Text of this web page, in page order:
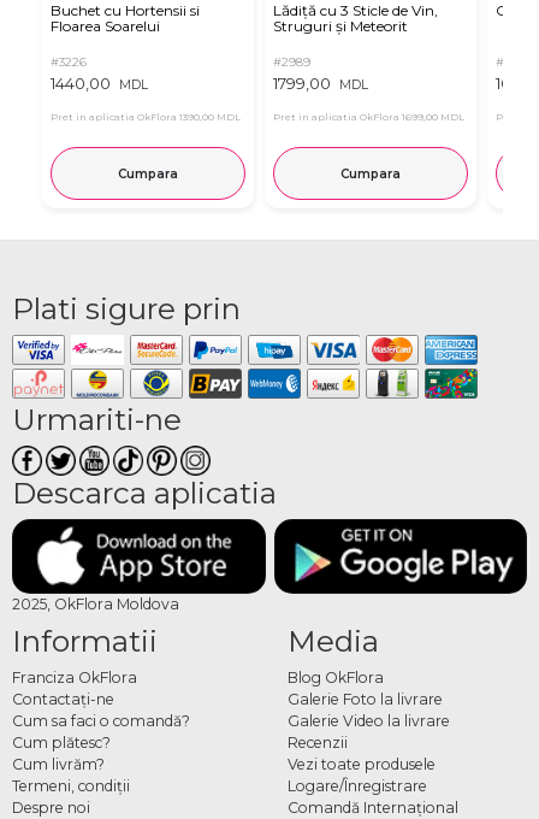
Buchet cu Hortensii si
Floarea Soarelui
#3226
1440,00 MDL
Pret in aplicatia OkFlora 1390,00 MDL
Cumpara
Lădiță cu 3 Sticle de Vin,
Struguri și Meteorit
#2989
1799,00 MDL
Pret in aplicatia OkFlora 1699,00 MDL
Cumpara
#3266
Pret in
Plati sigure prin
Urmariti-ne
Descarca aplicatia
2025, OkFlora Moldova
Informatii
Franciza OkFlora
Contactaţi-ne
Cum sa faci o comandă?
Cum plătesc?
Cum livrăm?
Termeni, condiţii
Despre noi
Media
Blog OkFlora
Galerie Foto la livrare
Galerie Video la livrare
Recenzii
Vezi toate produsele
Logare/Înregistrare
Comandă Internațional